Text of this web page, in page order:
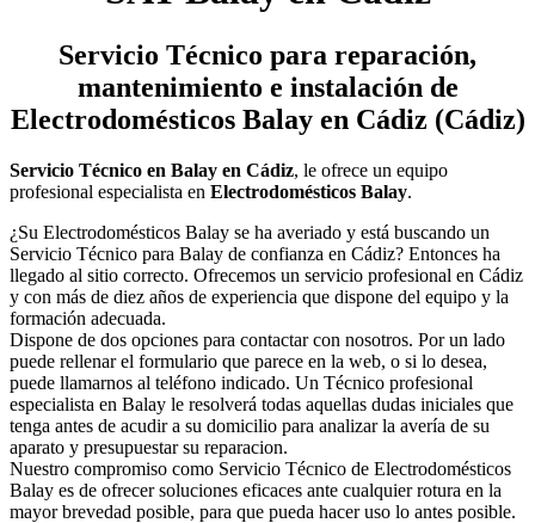
Servicio Técnico para reparación,
mantenimiento e instalación de
Electrodomésticos Balay en Cádiz (Cádiz)
Servicio Técnico en Balay en Cádiz, le ofrece un equipo
profesional especialista en Electrodomésticos Balay.
¿Su Electrodomésticos Balay se ha averiado y está buscando un
Servicio Técnico para Balay de confianza en Cádiz? Entonces ha
llegado al sitio correcto. Ofrecemos un servicio profesional en Cádiz
y con más de diez años de experiencia que dispone del equipo y la
formación adecuada.
Dispone de dos opciones para contactar con nosotros. Por un lado
puede rellenar el formulario que parece en la web, o si lo desea,
puede llamarnos al teléfono indicado. Un Técnico profesional
especialista en Balay le resolverá todas aquellas dudas iniciales que
tenga antes de acudir a su domicilio para analizar la avería de su
aparato y presupuestar su reparacion.
Nuestro compromiso como Servicio Técnico de Electrodomésticos
Balay es de ofrecer soluciones eficaces ante cualquier rotura en la
mayor brevedad posible, para que pueda hacer uso lo antes posible.